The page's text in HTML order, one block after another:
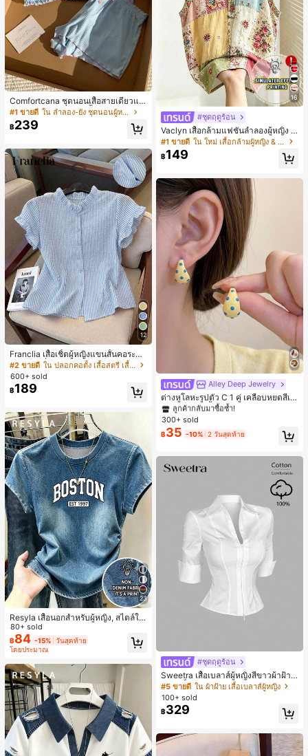
Comfortcana ชุดนอนเสื้อสายเดี่ยวแต่
งระบายและกางเกงขาสั้นสำหรับผู้หญิง
#1 ขายดี ใน ลำลอง-ยัง ชุดนอนผู้หญิง
฿239
12
Franclia เสื้อเชิ้ตผู้หญิงแขนสั้นคอระบา
ยกระดุมเดี่ยวลายทาง
#2 ขายดี
ใน ปลอกคอตั้ง เสื้อสตรี เสื้อเบลาส์ & Tee
600+ sold
฿189
23
Resyla เสื้อนอกสำหรับผู้หญิง, สไตล์ให
ม่ฤดูร้อน, กีฬากลางแจ้งแบบสบายๆ, ลา
ยออกแบบ, พิมพ์ตัวอักษร & ตัวเลข สีน้ำ
เงิน แฟชั่น & อเนกประสงค์ เสื้อยืด, สตรี
ทแวร์ถ่ายภาพ, สไตล์สตรีท, เทศกาล, เ
สื้อยืดสำหรับผู้หญิง
80+ sold
฿84 -15% วันสุดท้าย
โดยประมาณ
16
#ชุดฤดูร้อน
Vaclyn เสื้อกล้ามแฟชั่นลำลองผู้หญิง ล
ายแพตช์เวิร์ก แขนกุด คอกลม ติดกระดุ
ม
#1 ขายดี ใน ใหม่ เสื้อกล้ามผู้หญิง & Camis
฿149
Alley Deep Jewelry
ต่างหูโลหะรูปตัว C 1 คู่ เคลือบหยดสีเห
ลือง ลายจุดสีน้ำเงิน สไตล์ยุโรปและอเม
ริกัน แฟชั่นส่วนตัว หวานและสง่างาม
สำหรับผู้หญิงและเด็กหญิง สำหรับการเ
ดินทาง งานแต่งงาน ปาร์ตี้ วันเกิด ของ
#1 ขายดี ใน โบโฮ ต่างหูผู้หญิง
ลูกค้ากลับมาซื้อซ้ำ!
เกือบหมดแล้ว!
#1 ขายดี ใน โบโฮ ต่างหูผู้หญิง
ลูกค้ากลับมาซื้อซ้ำ!
เกือบหมดแล้ว!
#1 ขายดี ใน โบโฮ ต่างหูผู้หญิง
ลูกค้ากลับมาซื้อซ้ำ!
เกือบหมดแล้ว!
#1 ขายดี ใน โบโฮ ต่างหูผู้หญิง
เกือบหมดแล้ว!
300+ sold
฿35 -10% 2 วันสุดท้าย
#ชุดฤดูร้อน
Sweetra เสื้อเบลาส์ผู้หญิงสีขาวผ้าฝ้าย
บริสุทธิ์ ทรงสลิมฟิต สไตล์มินิมอล สำหรั
บใส่ไปทำงานออฟฟิศและเดินทาง ดีไซ
น์หรูหรา ลุคสมาร์ท แขนสั้น คอวี ซิปคู่
รุ่นใหม่
#5 ขายดี ใน ผ้าฝ้าย เสื้อเบลาส์ผู้หญิง
100+ sold
฿329